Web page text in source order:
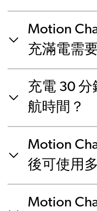
Motion
充滿電需
充電 30
航時間？
Motion
後可使用
Motion